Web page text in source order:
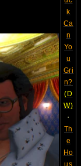
k
Ca
n
Yo
u
Gri
n?
(D
W)
・
Th
e
Ho